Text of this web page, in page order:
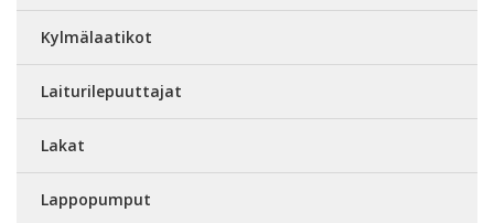
Kylmälaatikot
Laiturilepuuttajat
Lakat
Lappopumput